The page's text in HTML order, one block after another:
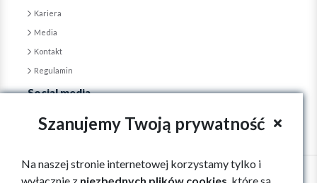
Kariera
Media
Kontakt
Regulamin
Social media
Szanujemy Twoją prywatność
Na naszej stronie internetowej korzystamy tylko i